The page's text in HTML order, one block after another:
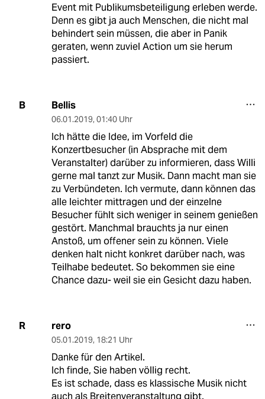
Event mit Publikumsbeteiligung erleben werde.
Denn es gibt ja auch Menschen, die nicht mal
behindert sein müssen, die aber in Panik
geraten, wenn zuviel Action um sie herum
passiert.
B Bellis
06.01.2019, 01:40 Uhr
Ich hätte die Idee, im Vorfeld die
Konzertbesucher (in Absprache mit dem
Veranstalter) darüber zu informieren, dass Willi
gerne mal tanzt zur Musik. Dann macht man sie
zu Verbündeten. Ich vermute, dann können das
alle leichter mittragen und der einzelne
Besucher fühlt sich weniger in seinem genießen
gestört. Manchmal brauchts ja nur einen
Anstoß, um offener sein zu können. Viele
denken halt nicht konkret darüber nach, was
Teilhabe bedeutet. So bekommen sie eine
Chance dazu- weil sie ein Gesicht dazu haben.
R rero
05.01.2019, 18:21 Uhr
Danke für den Artikel.
Ich finde, Sie haben völlig recht.
Es ist schade, dass es klassische Musik nicht
auch als Breitenveranstaltung gibt.